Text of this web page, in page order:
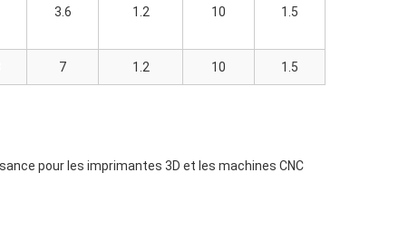
3.6 1.2 10 1.5
7 1.2 10 1.5